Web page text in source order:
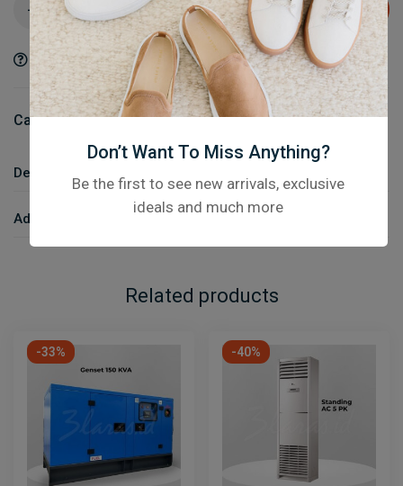
Add to cart
Ask a Question Share
Category: AC & Genset
Description
Additional Information
Related products
-33% -40%
Don’t Want To Miss Anything?
Be the first to see new arrivals, exclusive
ideals and much more